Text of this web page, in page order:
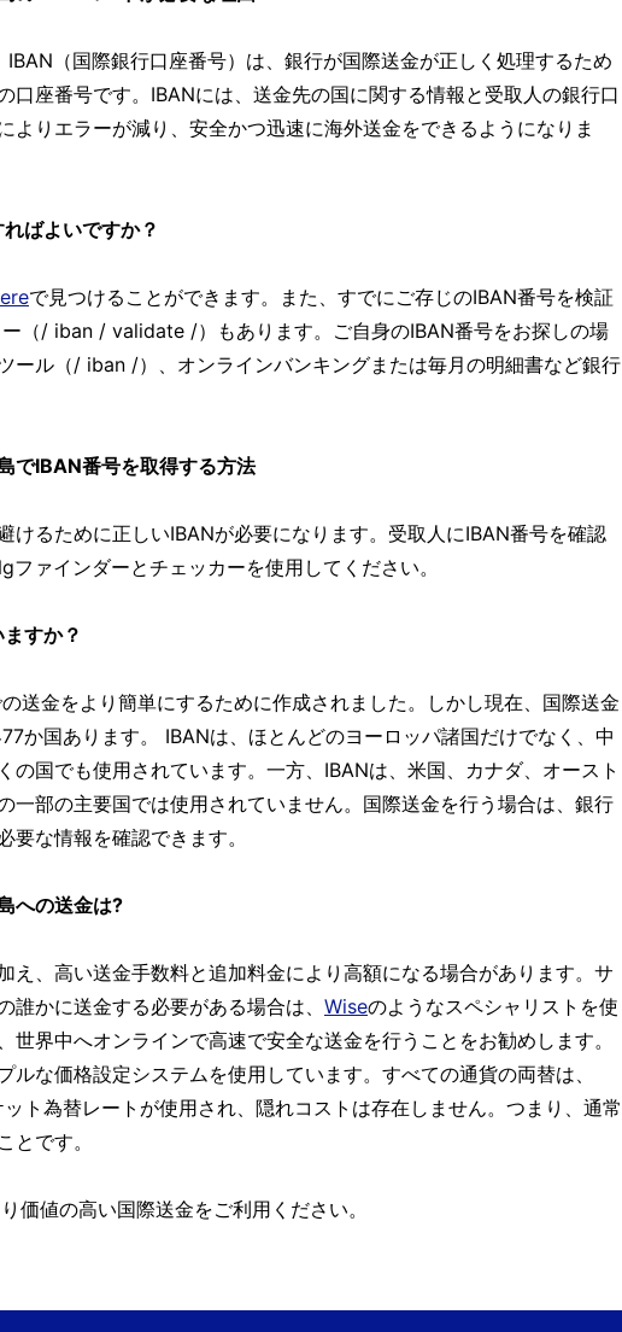
（国際銀行口座番号）は、銀行が国際送金が正しく処理するため
口座番号です。IBANには、送金先の国に関する情報と受取人の銀行口
よりエラーが減り、安全かつ迅速に海外送金をできるようになりま
ばよいですか？
で見つけることができます。また、すでにご存じのIBAN番号を検証
（/ iban / validate /）もあります。ご自身のIBAN番号をお探しの場
ール（/ iban /）、オンラインバンキングまたは毎月の明細書など銀行
でIBAN番号を取得する方法
けるために正しいIBANが必要になります。受取人にIBAN番号を確認
ァインダーとチェッカーを使用してください。
すか？
送金をより簡単にするために作成されました。しかし現在、国際送金
か国あります。 IBANは、ほとんどのヨーロッパ諸国だけでなく、中
の国でも使用されています。一方、IBANは、米国、カナダ、オースト
一部の主要国では使用されていません。国際送金を行う場合は、銀行
要な情報を確認できます。
への送金は?
え、高い送金手数料と追加料金により高額になる場合があります。サ
誰かに送金する必要がある場合は、 Wiseのようなスペシャリストを使
世界中へオンラインで高速で安全な送金を行うことをお勧めします。
ルな価格設定システムを使用しています。すべての通貨の両替は、
ト為替レートが使用され、隠れコストは存在しません。つまり、通常
とです。
価値の高い国際送金をご利用ください。